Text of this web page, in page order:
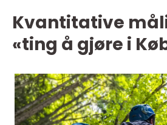
Kvantitative
«ting å gjøre i